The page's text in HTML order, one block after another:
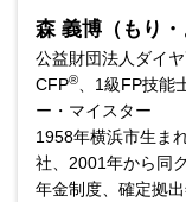
森 義博（もり・
公益財団法人ダイ
CFP®
、1級FP技
ー・マイスター
1958年横浜市生ま
社、2001年から同
年金制度、確定拠